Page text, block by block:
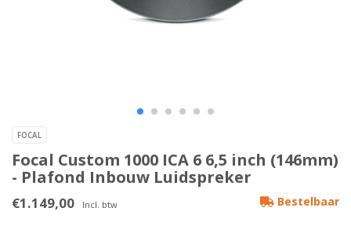
FOCAL
Focal Custom 1000 ICA 6 6,5 inch (146mm)
- Plafond Inbouw Luidspreker
€1.149,00 Incl. btw Bestelbaar